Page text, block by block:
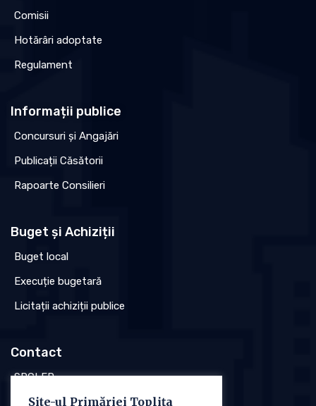
Comisii
Hotărâri adoptate
Regulament
Informații publice
Concursuri și Angajări
Publicații Căsătorii
Rapoarte Consilieri
Buget și Achiziții
Buget local
Execuție bugetară
Licitații achiziții publice
Contact
SPCLEP
Stare civilă
Site-ul Primăriei Toplița